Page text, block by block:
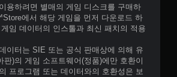
용하려면 별매의 게임 디스크를 구매하
에서 해당 게임을 먼저 다운로드 하
임 데이터의 인스톨과 최신 패치의 적용
이터는 SIE 또는 공식 판매상에 의해 유
판)의 게임 소프트웨어(정품)에만 호환이
프로그램 또는 데이터와의 호환성은 보